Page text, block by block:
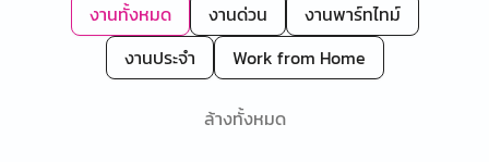
งานทั้งหมด งานด่วน
งานพาร์ทไทม์
งานประจำ
Work from Home
ล้างทั้งหมด